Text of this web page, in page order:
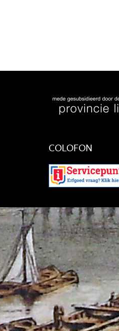
COLOFON